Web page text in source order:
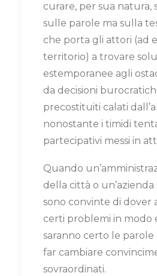
curare, per sua natura,
sulle parole ma sulla
che porta gli attori (ad
territorio) a trovare
estemporanee agli
da decisioni
precostituiti calati
nonostante i timidi
partecipativi messi in
Quando
della città o un’azienda
sono convinte di dover
certi problemi in modo
saranno certo le parole
far cambiare
sovraordinati.